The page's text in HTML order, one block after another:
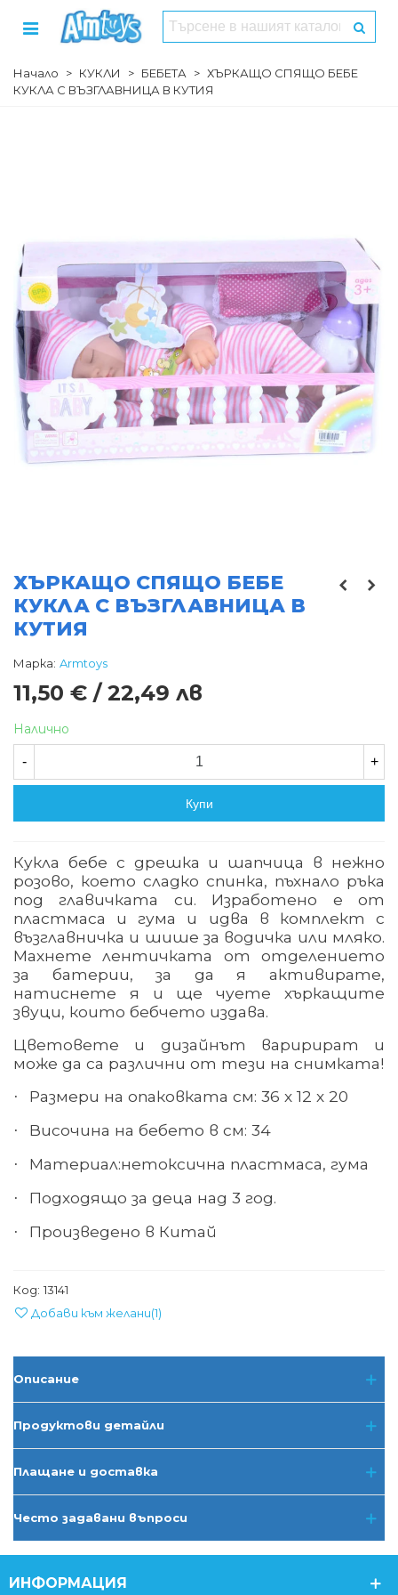
Начало > КУКЛИ > БЕБЕТА > ХЪРКАЩО СПЯЩО БЕБЕ
КУКЛА С ВЪЗГЛАВНИЦА В КУТИЯ
ХЪРКАЩО СПЯЩО БЕБЕ
КУКЛА С ВЪЗГЛАВНИЦА В
КУТИЯ
Марка: Armtoys
11,50 € / 22,49 лв
Налично
- +
Купи
Кукла бебе с дрешка и шапчица в нежно
розово, което сладко спинка, пъхнало ръка
под главичката си. Изработено е от
пластмаса и гума и идва в комплект с
възглавничка и шише за водичка или мляко.
Махнете лентичката от отделението
за батерии, за да я активирате,
натиснете я и ще чуете хъркащите
звуци, които бебчето издава.
Цветовете и дизайнът варирират и
може да са различни от тези на снимката!
· Размери на опаковката см: 36 х 12 х 20
· Височина на бебето в см: 34
· Материал:нетоксична пластмаса, гума
· Подходящо за деца над 3 год.
· Произведено в Китай
Код: 13141
Добави към желани(1)
Описание
Продуктови детайли
Плащане и доставка
Често задавани въпроси
ИНФОРМАЦИЯ